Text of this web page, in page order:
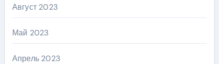
Август 2023
Май 2023
Апрель 2023